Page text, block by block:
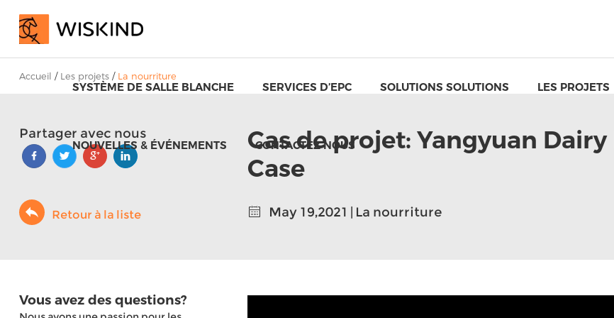
SYSTÈME DE SALLE BLANCHE SERVICES D’EPC SOLUTIONS SOLUTIONS LES PROJETS
NOUVELLES & ÉVÉNEMENTS CONTACTEZ NOUS
Accueil / Les projets/ La nourriture
Cas de projet: Yangyuan
Case
May 19,2021 | La nourriture
Partager avec nous
Retour à la liste
Vous avez des questions?